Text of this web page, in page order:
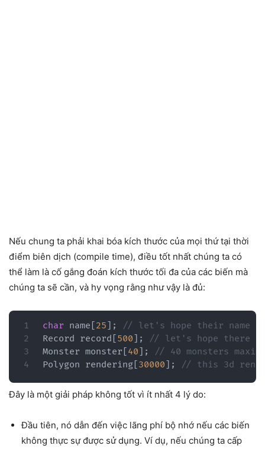
Nếu chung ta phải khai bóa kích thước của mọi thứ tại thời
điểm biên dịch (compile time), điều tốt nhất chúng ta có
thể làm là cố gắng đoán kích thước tối đa của các biến mà
chúng ta sẽ cần, và hy vọng rằng như vậy là đủ:
char name [25] ;
// let's hope their name
Record record [500] ;
// let's hope there
Monster monster [40] ;
// 40 monsters
Polygon rendering [30000] ; // this 3d
Đây là một giải pháp không tốt vì ít nhất 4 lý do:
Đầu tiên, nó dẫn đến việc lãng phí bộ nhớ nếu các biến
không thực sự được sử dụng. Ví dụ, nếu chúng ta cấp